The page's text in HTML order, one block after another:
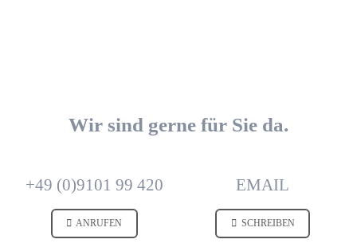
Wir sind gerne für Sie da.
+49 (0)9101 99 420
ANRUFEN
EMAIL
SCHREIBEN